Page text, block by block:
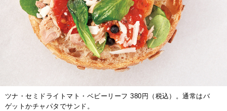
ツナ・セミドライトマト・ベビーリーフ 380円（税込）。通常はバ
ゲットかチャパタでサンド。